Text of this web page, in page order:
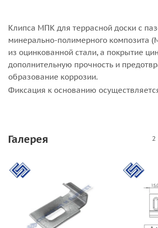
Клипса МПК для террасной доски с
минерально-полимерного композита
из оцинкованной стали, а покрытие
дополнительную прочность и
образование коррозии.
Фиксация к основанию
Галерея 2